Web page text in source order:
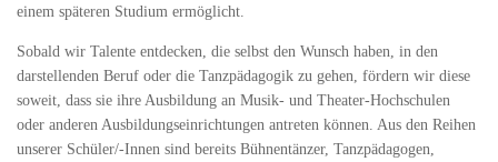
einem späteren Studium ermöglicht.
Sobald wir Talente entdecken, die selbst den Wunsch haben, in den
darstellenden Beruf oder die Tanzpädagogik zu gehen, fördern wir diese
soweit, dass sie ihre Ausbildung an Musik- und Theater-Hochschulen
oder anderen Ausbildungseinrichtungen antreten können. Aus den Reihen
unserer Schüler/-Innen sind bereits Bühnentänzer, Tanzpädagogen,